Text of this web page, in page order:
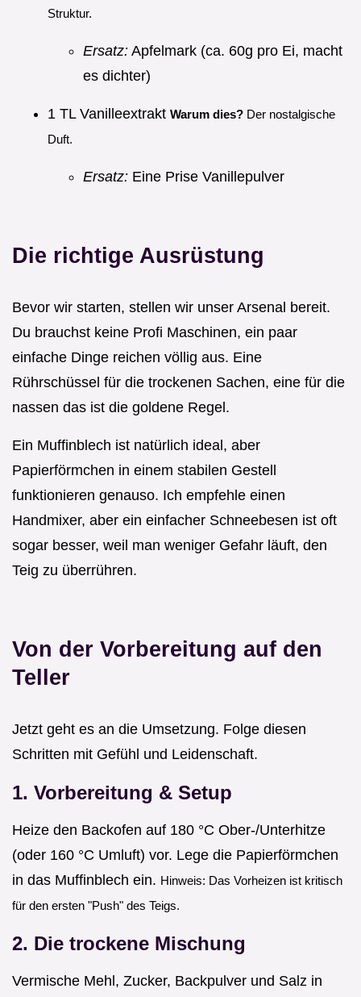
Struktur.
Ersatz: Apfelmark (ca. 60g pro Ei, macht
es dichter)
1 TL Vanilleextrakt Warum dies? Der nostalgische
Duft.
Ersatz: Eine Prise Vanillepulver
Die richtige Ausrüstung
Bevor wir starten, stellen wir unser Arsenal bereit.
Du brauchst keine Profi Maschinen, ein paar
einfache Dinge reichen völlig aus. Eine
Rührschüssel für die trockenen Sachen, eine für die
nassen das ist die goldene Regel.
Ein Muffinblech ist natürlich ideal, aber
Papierförmchen in einem stabilen Gestell
funktionieren genauso. Ich empfehle einen
Handmixer, aber ein einfacher Schneebesen ist oft
sogar besser, weil man weniger Gefahr läuft, den
Teig zu überrühren.
Von der Vorbereitung auf den
Teller
Jetzt geht es an die Umsetzung. Folge diesen
Schritten mit Gefühl und Leidenschaft.
1. Vorbereitung & Setup
Heize den Backofen auf 180 °C Ober-/Unterhitze
(oder 160 °C Umluft) vor. Lege die Papierförmchen
in das Muffinblech ein. Hinweis: Das Vorheizen ist kritisch
für den ersten "Push" des Teigs.
2. Die trockene Mischung
Vermische Mehl, Zucker, Backpulver und Salz in